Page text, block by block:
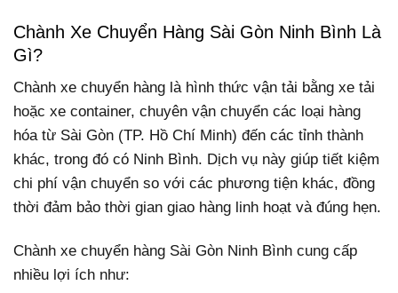
Chành Xe Chuyển Hàng Sài Gòn Ninh Bình Là
Gì?
Chành xe chuyển hàng là hình thức vận tải bằng xe tải
hoặc xe container, chuyên vận chuyển các loại hàng
hóa từ Sài Gòn (TP. Hồ Chí Minh) đến các tỉnh thành
khác, trong đó có Ninh Bình. Dịch vụ này giúp tiết kiệm
chi phí vận chuyển so với các phương tiện khác, đồng
thời đảm bảo thời gian giao hàng linh hoạt và đúng hẹn.
Chành xe chuyển hàng Sài Gòn Ninh Bình cung cấp
nhiều lợi ích như: